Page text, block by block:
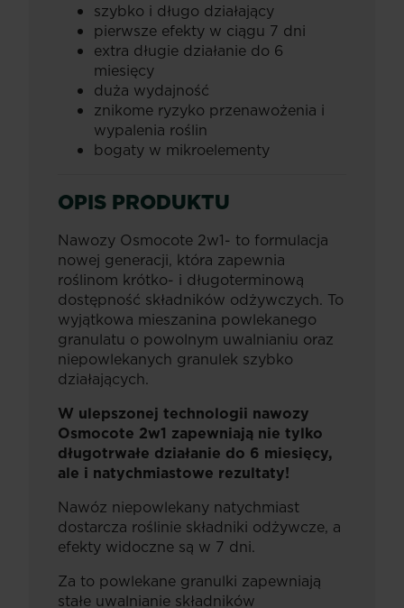
szybko i długo działający
pierwsze efekty w ciągu 7 dni
extra długie działanie do 6
miesięcy
duża wydajność
znikome ryzyko przenawożenia i
wypalenia roślin
bogaty w mikroelementy
OPIS PRODUKTU
Nawozy Osmocote 2w1- to formulacja
nowej generacji, która zapewnia
roślinom krótko- i długoterminową
dostępność składników odżywczych. To
wyjątkowa mieszanina powlekanego
granulatu o powolnym uwalnianiu oraz
niepowlekanych granulek szybko
działających.
W ulepszonej technologii nawozy
Osmocote 2w1 zapewniają nie tylko
długotrwałe działanie do 6 miesięcy,
ale i natychmiastowe rezultaty!
Nawóz niepowlekany natychmiast
dostarcza roślinie składniki odżywcze, a
efekty widoczne są w 7 dni.
Za to powlekane granulki zapewniają
stałe uwalnianie składników